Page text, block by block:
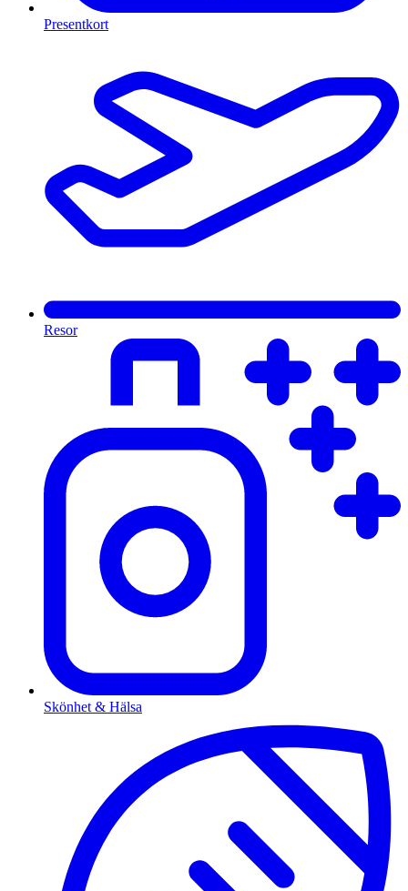
Presentkort
Resor
Skönhet & Hälsa